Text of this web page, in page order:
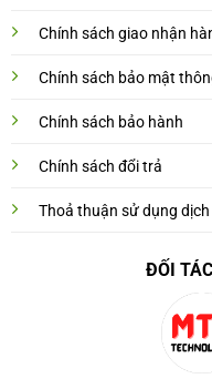
Chính sách giao nhận
Chính sách bảo mật
Chính sách bảo hành
Chính sách đổi trả
Thoả thuận sử dụng dịch
ĐỐI